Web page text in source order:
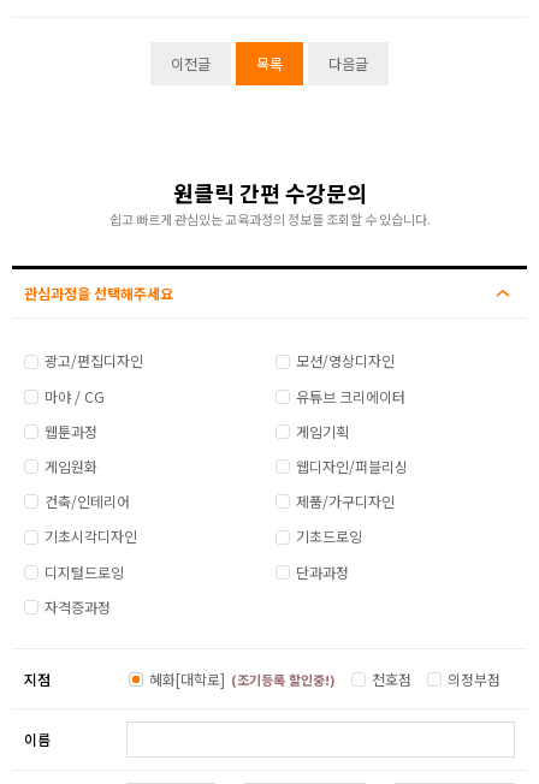
이전글 목록 다음글
원클릭 간편 수강문의
쉽고 빠르게 관심있는 교육과정의 정보를 조회할 수 있습니다.
관심과정을 선택해주세요
광고/편집디자인
모션/영상디자인
마야 / CG
유튜브 크리에이터
웹툰과정
게임기획
게임원화
웹디자인/퍼블리싱
건축/인테리어
제품/가구디자인
기초시각디자인
기초드로잉
디지털드로잉
단과과정
자격증과정
지점 혜화[대학로] (조기등록 할인중!) 천호점 의정부점
이름